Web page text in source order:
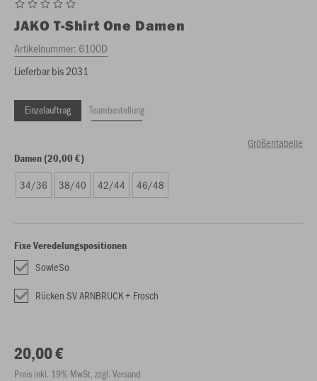
JAKO T-Shirt One Damen
Artikelnummer: 6100D
Lieferbar bis 2031
Einzelauftrag Teambestellung
Größentabelle
Damen (20,00 €)
34/36 38/40 42/44 46/48
Fixe Veredelungspositionen
SowieSo
Rücken SV ARNBRUCK + Frosch
20,00 €
Preis inkl. 19% MwSt. zzgl. Versand